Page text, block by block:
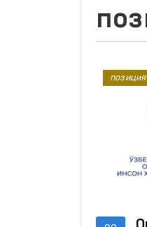
позиция